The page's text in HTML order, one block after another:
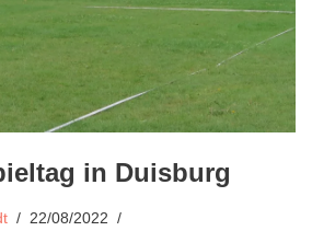
in Duisburg
22/08/2022